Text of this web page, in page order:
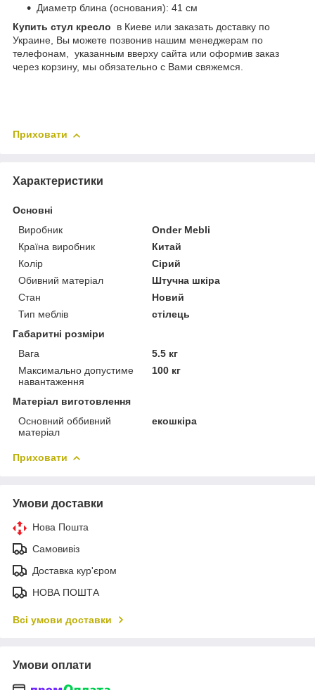
Диаметр блина (основания): 41 см
Купить стул кресло в Киеве или заказать доставку по
Украине, Вы можете позвонив нашим менеджерам по
телефонам, указанным вверху сайта или оформив заказ
через корзину, мы обязательно с Вами свяжемся.
Приховати
Характеристики
Основні
Виробник
Onder Mebli
Країна виробник
Китай
Колір
Сірий
Обивний матеріал
Штучна шкіра
Стан
Новий
Тип меблів
стілець
Габаритні розміри
Вага
5.5 кг
Максимально допустиме
навантаження
100 кг
Матеріал виготовлення
Основний оббивний
матеріал
екошкіра
Приховати
Умови доставки
Нова Пошта
Самовивіз
Доставка кур'єром
НОВА ПОШТА
Всі умови доставки
Умови оплати